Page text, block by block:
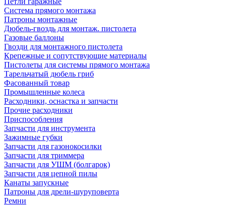
Система прямого монтажа
Патроны монтажные
Дюбель-гвоздь для монтаж. пистолета
Газовые баллоны
Гвозди для монтажного пистолета
Крепежные и сопутствующие материалы
Пистолеты для системы прямого монтажа
Тарельчатый дюбель гриб
Фасованный товар
Промышленные колеса
Расходники, оснастка и запчасти
Прочие расходники
Приспособления
Запчасти для инструмента
Зажимные губки
Запчасти для газонокосилки
Запчасти для триммера
Запчасти для УШМ (болгарок)
Запчасти для цепной пилы
Канаты запускные
Патроны для дрели-шуруповерта
Ремни